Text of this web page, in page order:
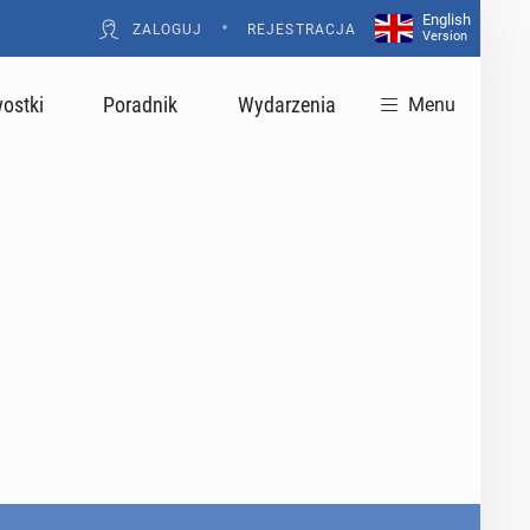
ZALOGUJ • REJESTRACJA
English
Version
Poradnik Wydarzenia Menu